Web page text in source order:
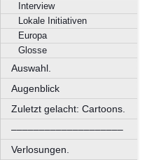
Interview
Lokale Initiativen
Europa
Glosse
Auswahl.
Augenblick
Zuletzt gelacht: Cartoons.
––––––––––––––––––––
Verlosungen.